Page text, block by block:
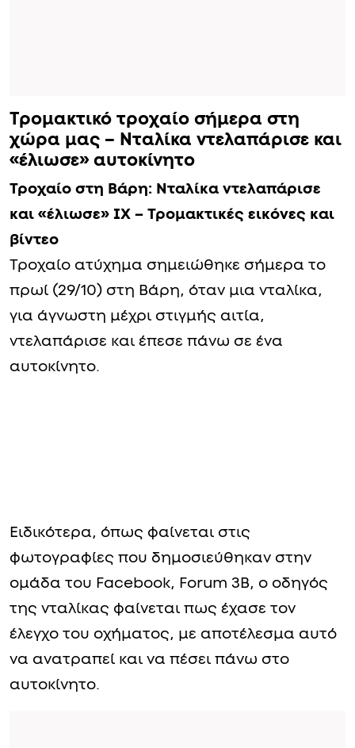
Τρομακτικό τροχαίο σήμερα στη
χώρα μας – Νταλίκα ντελαπάρισε και
«έλιωσε» αυτοκίνητο
Τροχαίο στη Βάρη: Νταλίκα ντελαπάρισε
και «έλιωσε» ΙΧ – Τρομακτικές εικόνες και
βίντεο
Τροχαίο ατύχημα σημειώθηκε σήμερα το
πρωί (29/10) στη Βάρη, όταν μια νταλίκα,
για άγνωστη μέχρι στιγμής αιτία,
ντελαπάρισε και έπεσε πάνω σε ένα
αυτοκίνητο.
Ειδικότερα, όπως φαίνεται στις
φωτογραφίες που δημοσιεύθηκαν στην
ομάδα του Facebook, Forum 3Β, ο οδηγός
της νταλίκας φαίνεται πως έχασε τον
έλεγχο του οχήματος, με αποτέλεσμα αυτό
να ανατραπεί και να πέσει πάνω στο
αυτοκίνητο.